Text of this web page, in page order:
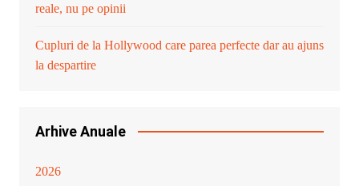
reale, nu pe opinii
Cupluri de la Hollywood care parea perfecte dar au ajuns
la despartire
Arhive Anuale
2026